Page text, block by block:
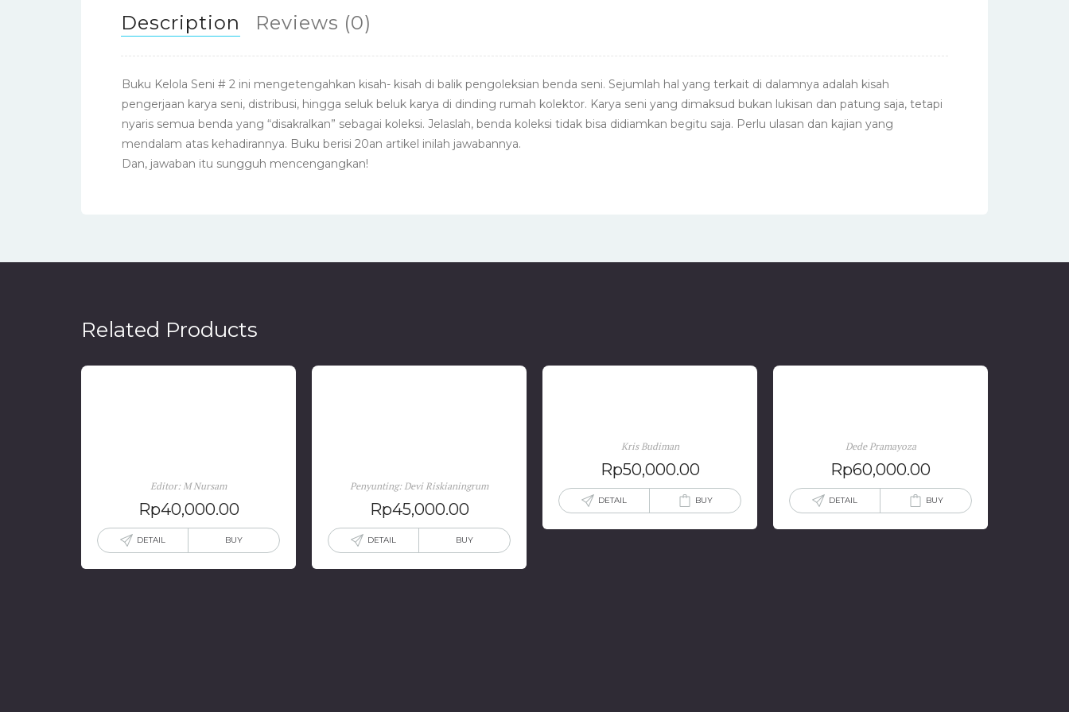
Description Reviews (0)
Buku Kelola Seni # 2 ini mengetengahkan kisah- kisah di balik pengoleksian benda seni. Sejumlah hal yang terkait di dalamnya adalah kisah
pengerjaan karya seni, distribusi, hingga seluk beluk karya di dinding rumah kolektor. Karya seni yang dimaksud bukan lukisan dan patung saja, tetapi
nyaris semua benda yang “disakralkan” sebagai koleksi. Jelaslah, benda koleksi tidak bisa didiamkan begitu saja. Perlu ulasan dan kajian yang
mendalam atas kehadirannya. Buku berisi 20an artikel inilah jawabannya.
Dan, jawaban itu sungguh mencengangkan!
Related Products
Editor: M Nursam
Rp40,000.00
DETAIL BUY
Penyunting: Devi Riskianingrum
Rp45,000.00
DETAIL BUY
Kris Budiman
Rp50,000.00
DETAIL BUY
Dede Pramayoza
Rp60,000.00
DETAIL BUY